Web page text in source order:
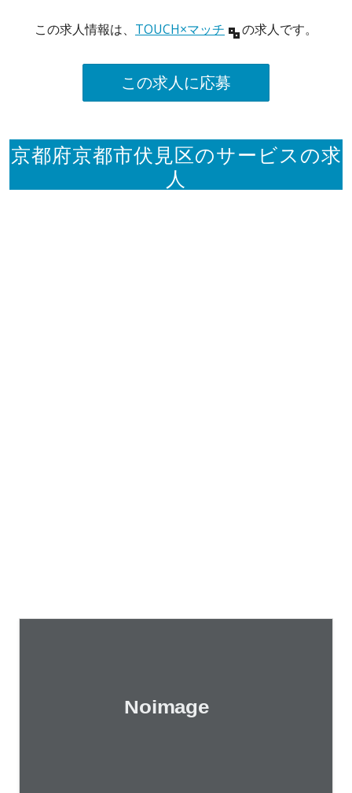
この求人情報は、 TOUCH×マッチ の求人です。
この求人に応募
京都府京都市伏見区のサービスの求
人